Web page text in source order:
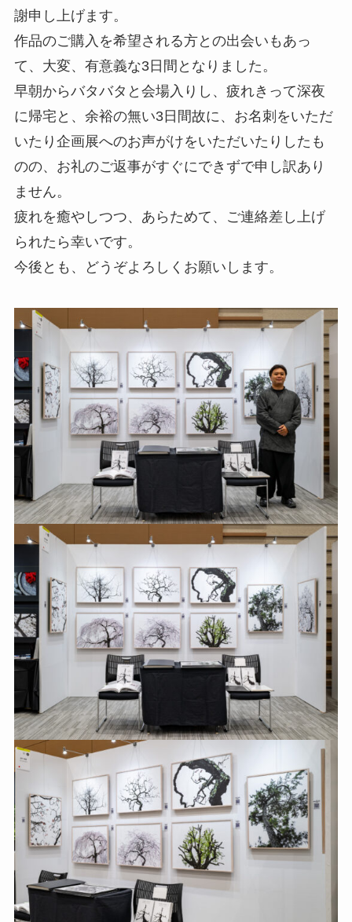
謝申し上げます。
作品のご購入を希望される方との出会いもあっ
て、大変、有意義な3日間となりました。
早朝からバタバタと会場入りし、疲れきって深夜
に帰宅と、余裕の無い3日間故に、お名刺をいただ
いたり企画展へのお声がけをいただいたりしたも
のの、お礼のご返事がすぐにできずで申し訳あり
ません。
疲れを癒やしつつ、あらためて、ご連絡差し上げ
られたら幸いです。
今後とも、どうぞよろしくお願いします。